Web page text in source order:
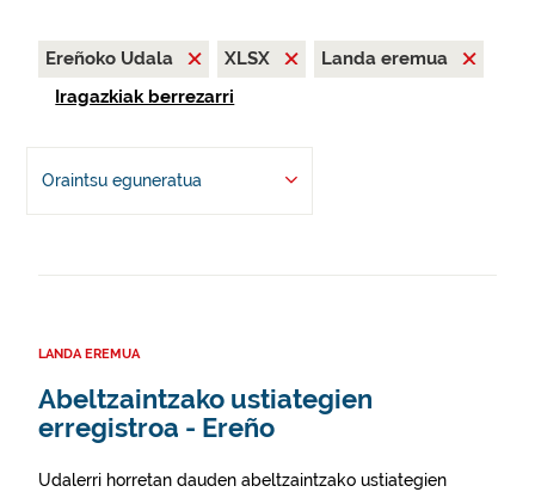
Ereñoko Udala XLSX
Landa eremua
Iragazkiak berrezarri
Oraintsu eguneratua
LANDA EREMUA
Abeltzaintzako ustiategien
erregistroa - Ereño
Udalerri horretan dauden abeltzaintzako ustiategien